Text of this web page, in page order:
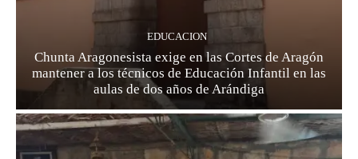
EDUCACION
Chunta Aragonesista exige en las Cortes de Aragón
mantener a los técnicos de Educación Infantil en las
aulas de dos años de Arándiga